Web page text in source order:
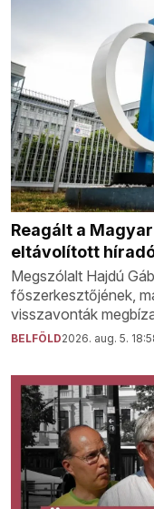
Reagált a
eltávolított
Megszólalt Hajdú
főszerkesztőjének,
visszavonták
BELFÖLD2026. aug. 5.